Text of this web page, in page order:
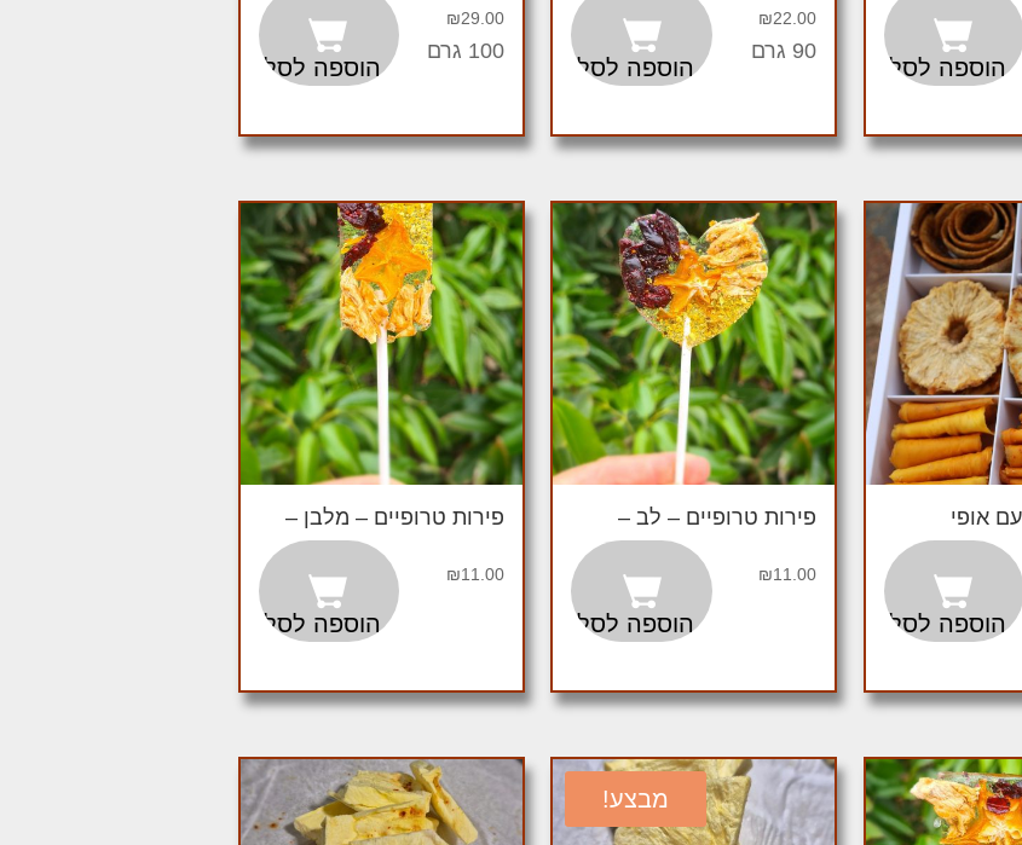
הוספה לסל
₪22.00
הוספה לסל
90 גרם
₪29.00
הוספה לסל
100 גרם
אופי
הוספה לסל
פירות טרופיים – לב –
₪11.00
הוספה לסל
פירות טרופיים – מלבן –
₪11.00
הוספה לסל
מבצע!